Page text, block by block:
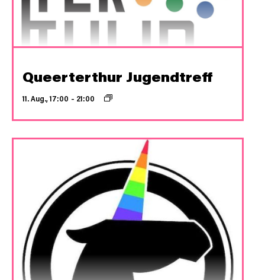
Queerterthur Jugendtreff
11. Aug., 17:00 – 21:00